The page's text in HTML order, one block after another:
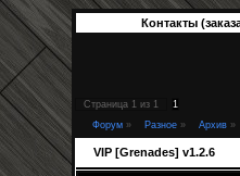
Контакты
Страница 1 из 1
1
Форум » Разное » Архив »
VIP [Grenades] v1.2.6